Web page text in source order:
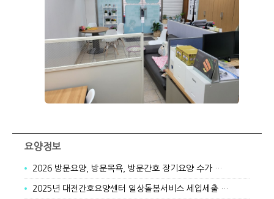
요양정보
2026 방문요양, 방문목욕, 방문간호 장기요양 수가 안내
2025년 대전간호요양센터 일상돌봄서비스 세입세출 결산서